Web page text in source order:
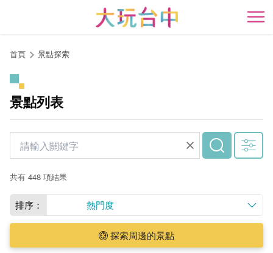
開
首頁 景點探索
景點列表
共有 448 項結果
排序： 熱門度
探索周邊的景點